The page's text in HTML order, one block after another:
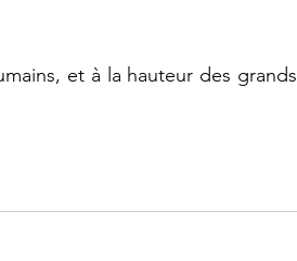
et à la hauteur des grands